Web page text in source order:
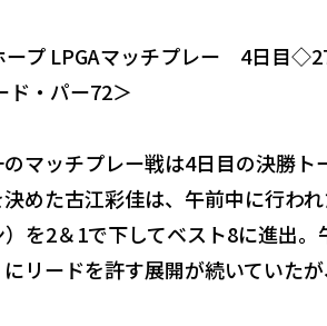
ープ LPGAマッチプレー 4日目
・パー72＞
マッチプレー戦は4日目の決勝
めた古江彩佳は、午前中に行わ
を2＆1で下してベスト8に進出
リードを許す展開が続いていた